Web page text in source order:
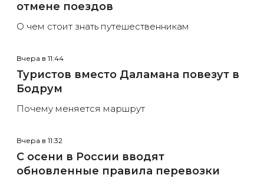
отмене поездов
О чем стоит знать путешественникам
Вчера в 11:44
Туристов вместо Даламана повезут в
Бодрум
Почему меняется маршрут
Вчера в 11:32
С осени в России вводят
обновленные правила перевозки